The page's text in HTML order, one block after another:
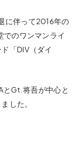
に伴って2016年の
でのワンマンライ
「DIV（ダイ
とGt.将吾が中心と
した。